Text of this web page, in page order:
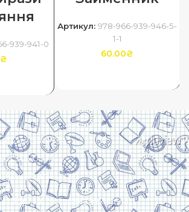
939-941-0
₴
Артикул: 978-966-939-946-5-
1-1
60.00₴
Сумська, 13
305-05-41
Торсінг. Усі права захищені